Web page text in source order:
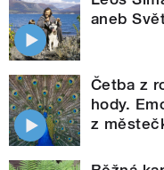
aneb
Četba z
hody.
z